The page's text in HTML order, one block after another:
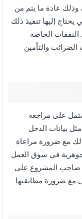
وذلك عادة ما يتم من
يحتاج إليها تنفيذ ذلك
النفقات الخاصة
الضرائب والتأمين
على مراجعة
بيانات الدخل
مع ضرورة مراعاة
في سوق العمل
صاحب المشروع على
مع ضرورة مطابقتها